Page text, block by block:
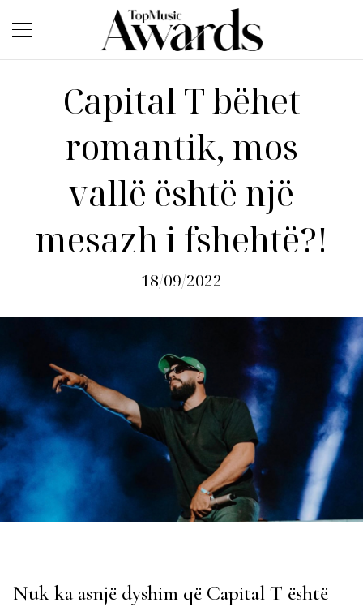
Capital T bëhet
romantik, mos
vallë është një
mesazh i fshehtë?!
18/09/2022
Nuk ka asnjë dyshim që Capital T është